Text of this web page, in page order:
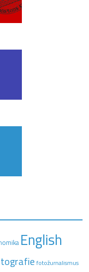
English
fotožurnalismus